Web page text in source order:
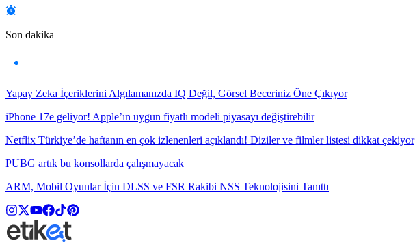
Son dakika
Yapay Zeka İçeriklerini Algılamanızda IQ Değil, Görsel Beceriniz Öne Çıkıyor
iPhone 17e geliyor! Apple’ın uygun fiyatlı modeli piyasayı değiştirebilir
Netflix Türkiye’de haftanın en çok izlenenleri açıklandı! Diziler ve filmler listesi dikkat çekiyor
PUBG artık bu konsollarda çalışmayacak
ARM, Mobil Oyunlar İçin DLSS ve FSR Rakibi NSS Teknolojisini Tanıttı